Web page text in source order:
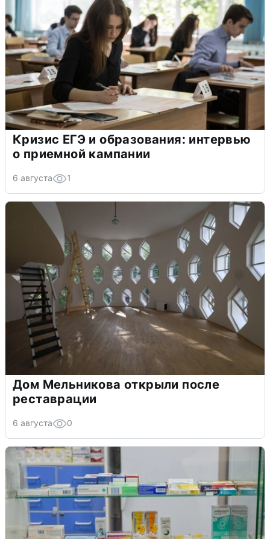
Кризис ЕГЭ и образования: интервью
о приемной кампании
6 августа 1
Дом Мельникова открыли после
реставрации
6 августа 0